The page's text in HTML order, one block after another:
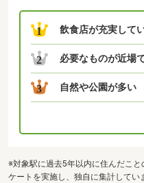
1 飲食店が充実して
2 必要なものが近場
3 自然や公園が多い
※対象駅に過去5年以内に住んだこ
ケートを実施し、独自に集計してい